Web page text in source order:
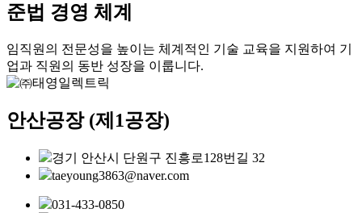
준법 경영 체계
임직원의 전문성을 높이는 체계적인 기술 교육을 지원하여 기
업과 직원의 동반 성장을 이룹니다.
안산공장 (제1공장)
경기 안산시 단원구 진흥로128번길 32
taeyoung3863@naver.com
031-433-0850